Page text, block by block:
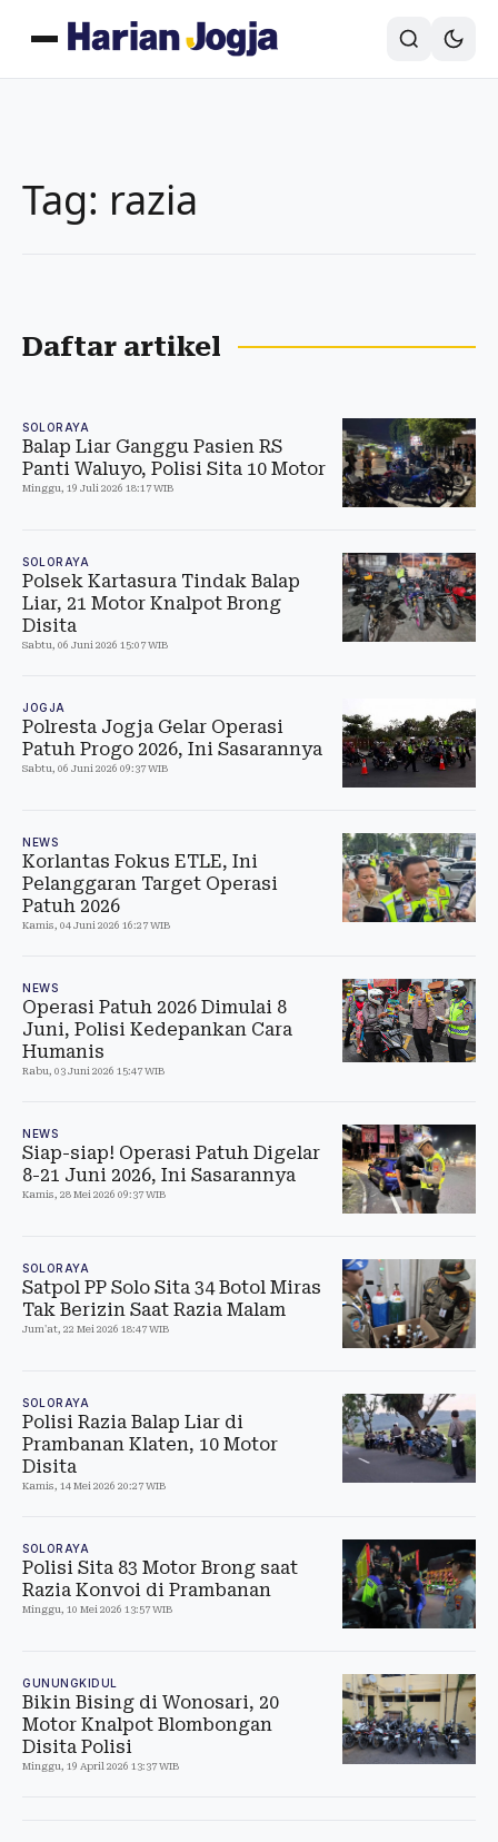
Tag: razia
Daftar artikel
SOLORAYA
Balap Liar Ganggu Pasien RS
Panti Waluyo, Polisi Sita 10 Motor
Minggu, 19 Juli 2026 18:17 WIB
SOLORAYA
Polsek Kartasura Tindak Balap
Liar, 21 Motor Knalpot Brong
Disita
Sabtu, 06 Juni 2026 15:07 WIB
JOGJA
Polresta Jogja Gelar Operasi
Patuh Progo 2026, Ini Sasarannya
Sabtu, 06 Juni 2026 09:37 WIB
NEWS
Korlantas Fokus ETLE, Ini
Pelanggaran Target Operasi
Patuh 2026
Kamis, 04 Juni 2026 16:27 WIB
NEWS
Operasi Patuh 2026 Dimulai 8
Juni, Polisi Kedepankan Cara
Humanis
Rabu, 03 Juni 2026 15:47 WIB
NEWS
Siap-siap! Operasi Patuh Digelar
8-21 Juni 2026, Ini Sasarannya
Kamis, 28 Mei 2026 09:37 WIB
SOLORAYA
Satpol PP Solo Sita 34 Botol Miras
Tak Berizin Saat Razia Malam
Jum'at, 22 Mei 2026 18:47 WIB
SOLORAYA
Polisi Razia Balap Liar di
Prambanan Klaten, 10 Motor
Disita
Kamis, 14 Mei 2026 20:27 WIB
SOLORAYA
Polisi Sita 83 Motor Brong saat
Razia Konvoi di Prambanan
Minggu, 10 Mei 2026 13:57 WIB
GUNUNGKIDUL
Bikin Bising di Wonosari, 20
Motor Knalpot Blombongan
Disita Polisi
Minggu, 19 April 2026 13:37 WIB